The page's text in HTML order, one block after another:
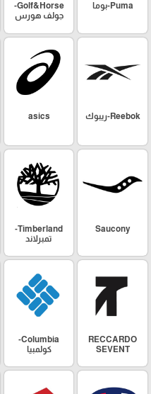
Puma-بوما
Golf&Horse-
جولف هورس
Reebok-ريبوك asics
Saucony
Timberland-
تمبرلاند
RECCARDO
SEVENT
Columbia-
كولمبيا